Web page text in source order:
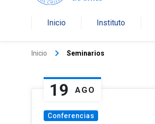
Inicio Instituto
Inicio keyboard_arrow_right Seminarios
19 AGO
Conferencias